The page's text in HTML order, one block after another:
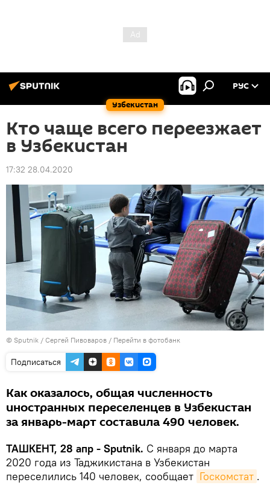
Узбекистан
РУС
Кто чаще всего переезжает
в Узбекистан
17:32 28.04.2020
© Sputnik / Сергей Пивоваров / Перейти в фотобанк
Подписаться
Как оказалось, общая численность
иностранных переселенцев в Узбекистан
за январь-март составила 490 человек.
ТАШКЕНТ, 28 апр - Sputnik. С января до марта
2020 года из Таджикистана в Узбекистан
переселились 140 человек, сообщает Госкомстат .